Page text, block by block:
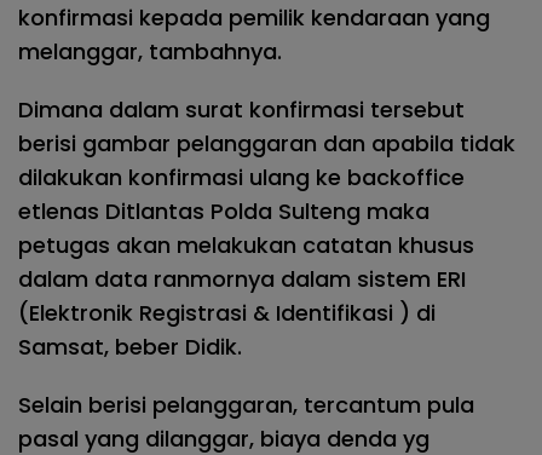
konfirmasi kepada pemilik kendaraan yang
melanggar, tambahnya.
Dimana dalam surat konfirmasi tersebut
berisi gambar pelanggaran dan apabila tidak
dilakukan konfirmasi ulang ke backoffice
etlenas Ditlantas Polda Sulteng maka
petugas akan melakukan catatan khusus
dalam data ranmornya dalam sistem ERI
(Elektronik Registrasi & Identifikasi ) di
Samsat, beber Didik.
Selain berisi pelanggaran, tercantum pula
pasal yang dilanggar, biaya denda yg